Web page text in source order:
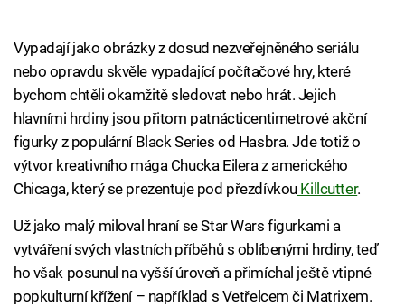
Vypadají jako obrázky z dosud nezveřejněného seriálu
nebo opravdu skvěle vypadající počítačové hry, které
bychom chtěli okamžitě sledovat nebo hrát. Jejich
hlavními hrdiny jsou přitom patnácticentimetrové akční
figurky z populární Black Series od Hasbra. Jde totiž o
výtvor kreativního mága Chucka Eilera z amerického
Chicaga, který se prezentuje pod přezdívkouKillcutter.
Už jako malý miloval hraní se Star Wars figurkami a
vytváření svých vlastních příběhů s oblíbenými hrdiny, teď
ho však posunul na vyšší úroveň a přimíchal ještě vtipné
popkulturní křížení – například s Vetřelcem či Matrixem.